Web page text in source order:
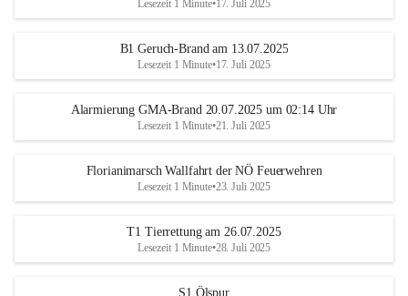
Lesezeit 1 Minute•17. Juli 2025
B1 Geruch-Brand am 13.07.2025
Lesezeit 1 Minute•17. Juli 2025
Alarmierung GMA-Brand 20.07.2025 um 02:14 Uhr
Lesezeit 1 Minute•21. Juli 2025
Florianimarsch Wallfahrt der NÖ Feuerwehren
Lesezeit 1 Minute•23. Juli 2025
T1 Tierrettung am 26.07.2025
Lesezeit 1 Minute•28. Juli 2025
S1 Ölspur